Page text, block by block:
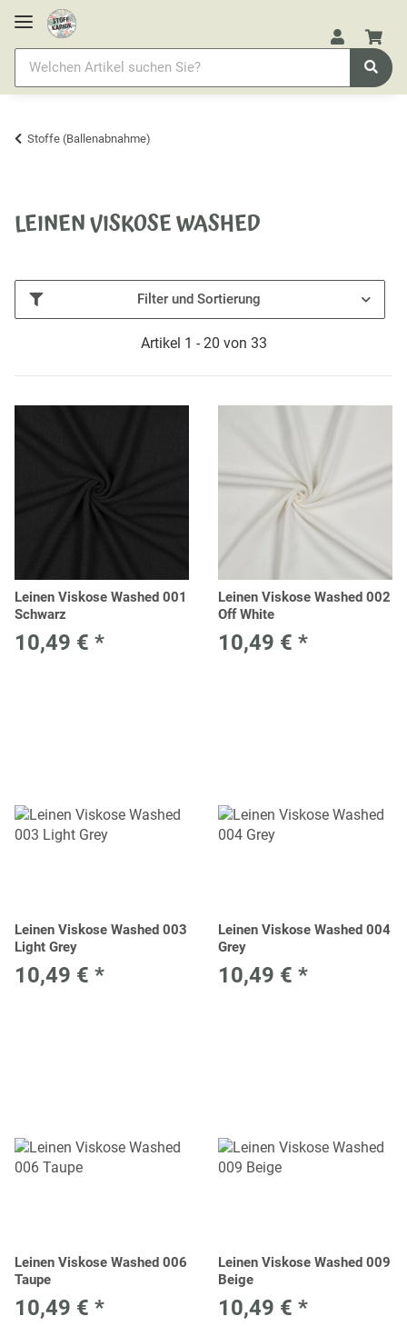
Stoffe (Ballenabnahme)
LEINEN VISKOSE WASHED
Filter und Sortierung
Artikel 1 - 20 von 33
Leinen Viskose Washed 001
Schwarz
10,49 € *
Leinen Viskose Washed 002
Off White
10,49 € *
Leinen Viskose Washed 003
Light Grey
10,49 € *
Leinen Viskose Washed 004
Grey
10,49 € *
Leinen Viskose Washed 006
Taupe
10,49 € *
Leinen Viskose Washed 009
Beige
10,49 € *